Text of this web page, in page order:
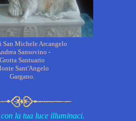
San Michele Arcangelo
Sansovino -
Grotta Santuario
Sant'Angelo
Gargano.
la tua luce illuminaci.